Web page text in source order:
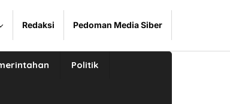
Redaksi Pedoman Media Siber
Politik